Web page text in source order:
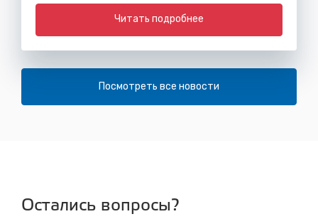
Читать подробнее
Посмотреть все новости
Остались вопросы?